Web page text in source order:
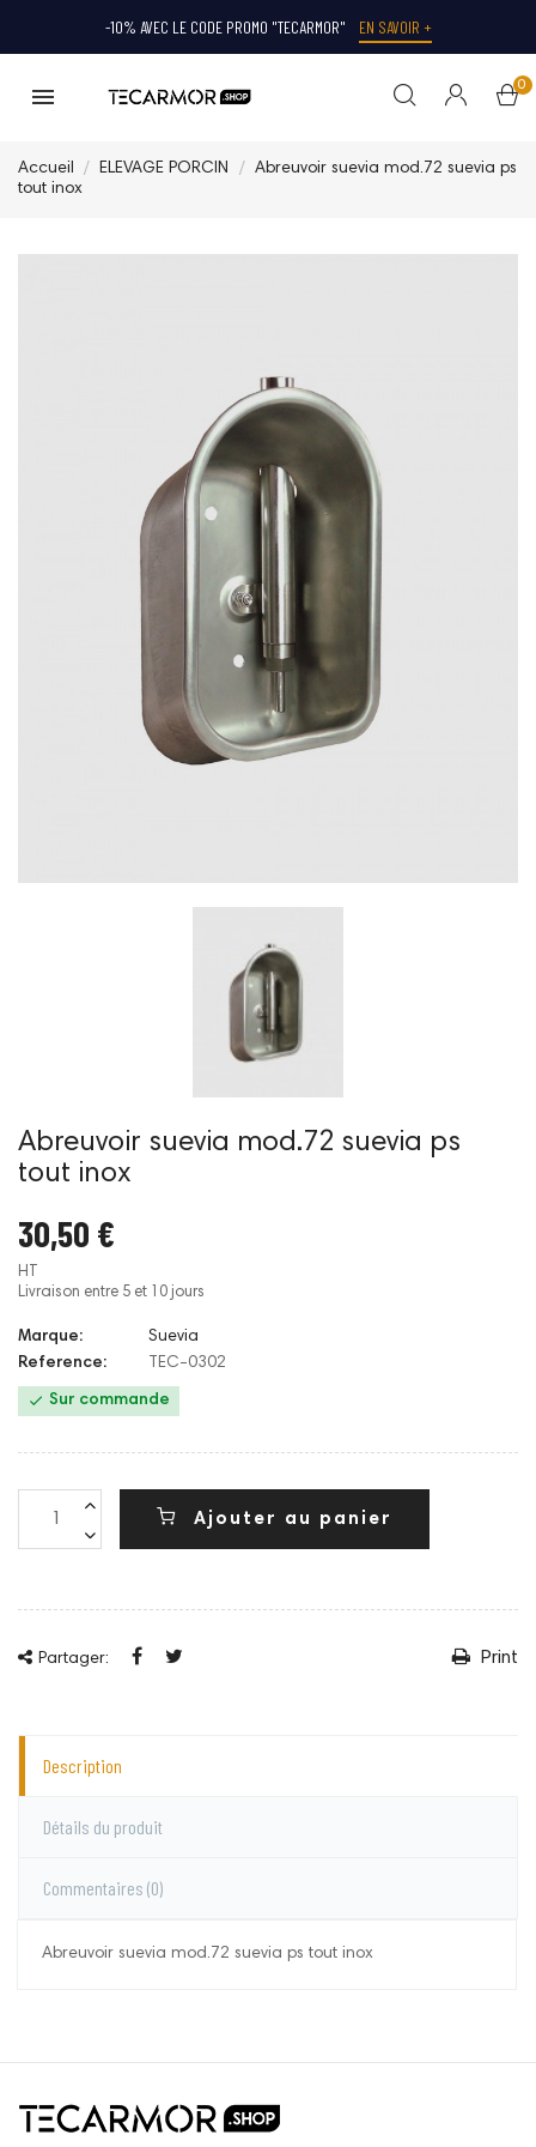
-10% AVEC LE CODE PROMO "TECARMOR" EN SAVOIR +
0
Accueil ELEVAGE PORCIN
Abreuvoir suevia mod.72 suevia ps
tout inox
Abreuvoir suevia mod.72 suevia ps
tout inox
30,50 €
HT
Livraison entre 5 et 10 jours
Marque:
Suevia
Reference:
TEC-0302
 Sur commande
Ajouter au panier
Partager: Print
Description
Détails du produit
Commentaires (0)
Abreuvoir suevia mod.72 suevia ps tout inox
commentaire